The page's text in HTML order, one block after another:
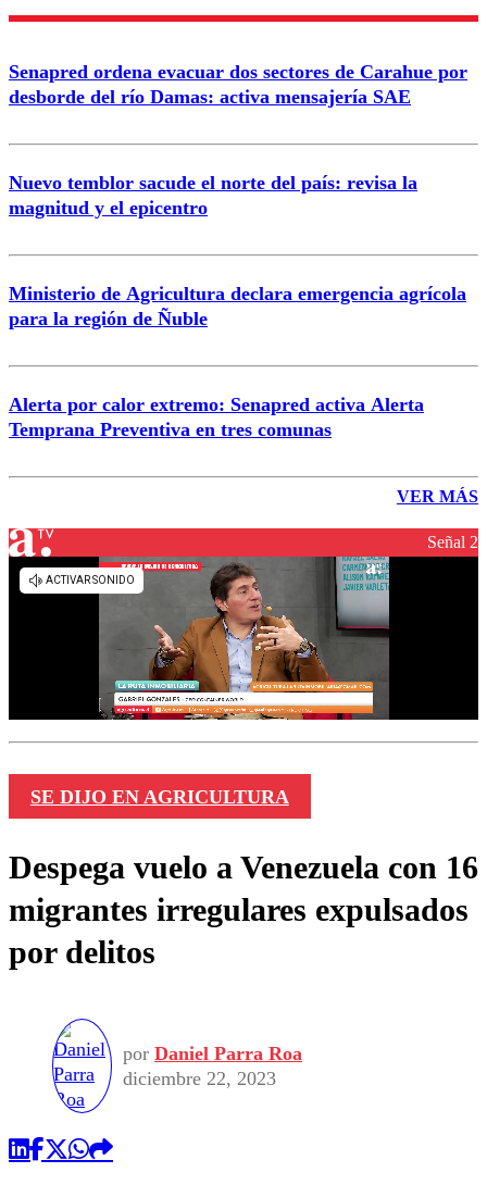
Enviar comentario
Senapred ordena evacuar dos sectores de Carahue por
desborde del río Damas: activa mensajería SAE
Nuevo temblor sacude el norte del país: revisa la
magnitud y el epicentro
Ministerio de Agricultura declara emergencia agrícola
para la región de Ñuble
Alerta por calor extremo: Senapred activa Alerta
Temprana Preventiva en tres comunas
VER MÁS
Señal 2
SE DIJO EN AGRICULTURA
Despega vuelo a Venezuela con 16
migrantes irregulares expulsados
por delitos
por Daniel Parra Roa
diciembre 22, 2023